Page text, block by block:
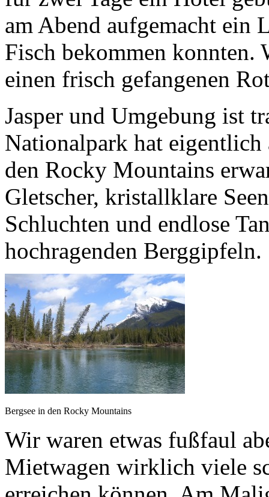
am Abend aufgemacht ein
Fisch bekommen
einen frisch gefangenen
Jasper und Umgebung ist
Nationalpark hat
den Rocky Mountains
Gletscher, kristallklare
Schluchten und endlose
hochragenden Berggipfeln.
Bergsee in den Rocky Mountains
Wir waren etwas fußfaul
Mietwagen wirklich viele